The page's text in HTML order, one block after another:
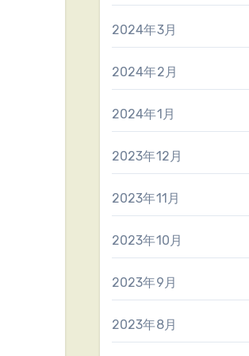
2024年3月
2024年2月
2024年1月
2023年12月
2023年11月
2023年10月
2023年9月
2023年8月